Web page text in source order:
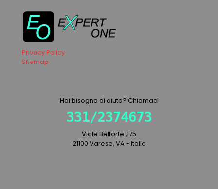
Privacy Policy
Sitemap
Hai bisogno di aiuto? Chiamaci
331/2374673
Viale Belforte ,175
21100 Varese, VA - Italia